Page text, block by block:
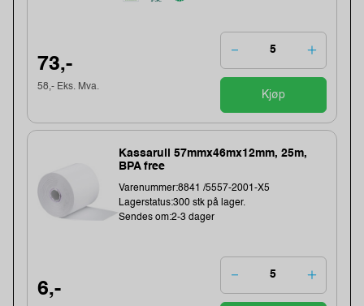
73,-
58,- Eks. Mva.
Kjøp
Kassarull 57mmx46mx12mm, 25m,
BPA free
Varenummer:8841 /5557-2001-X5
Lagerstatus:300 stk på lager.
Sendes om:2-3 dager
6,-